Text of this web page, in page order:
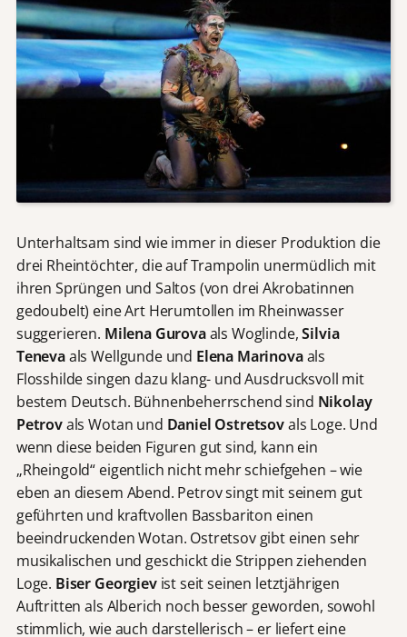
Unterhaltsam sind wie immer in dieser Produktion die
drei Rheintöchter, die auf Trampolin unermüdlich mit
ihren Sprüngen und Saltos (von drei Akrobatinnen
gedoubelt) eine Art Herumtollen im Rheinwasser
suggerieren. Milena Gurovaals Woglinde,Silvia
Tenevaals Wellgunde und Elena Marinovaals
Flosshilde singen dazu klang- und Ausdrucksvoll mit
bestem Deutsch. Bühnenbeherrschend sind Nikolay
Petrovals Wotan und Daniel Ostretsovals Loge. Und
wenn diese beiden Figuren gut sind, kann ein
„Rheingold“ eigentlich nicht mehr schiefgehen – wie
eben an diesem Abend. Petrov singt mit seinem gut
geführten und kraftvollen Bassbariton einen
beeindruckenden Wotan. Ostretsov gibt einen sehr
musikalischen und geschickt die Strippen ziehenden
Loge. Biser Georgievist seit seinen letztjährigen
Auftritten als Alberich noch besser geworden, sowohl
stimmlich, wie auch darstellerisch – er liefert eine